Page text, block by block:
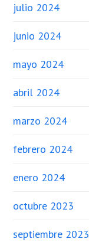
julio 2024
junio 2024
mayo 2024
abril 2024
marzo 2024
febrero 2024
enero 2024
octubre 2023
septiembre 2023